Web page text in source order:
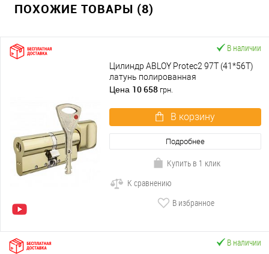
ПОХОЖИЕ ТОВАРЫ (8)
В наличии
Цилиндр ABLOY Protec2 97T (41*56T)
латунь полированная
Цена 10 658 грн.
В корзину
Подробнее
Купить в 1 клик
К сравнению
В избранное
В наличии